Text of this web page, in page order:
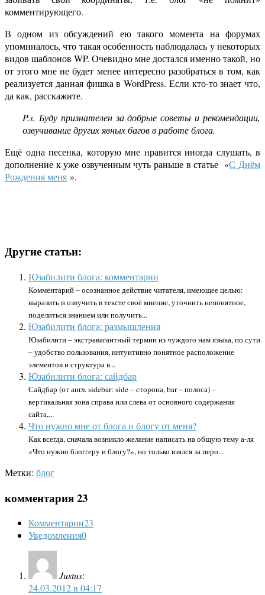
комментирующего.
В одном из обсуждений ею такого момента на форумах
упоминалось, что такая особенность наблюдалась у некоторых
видов шаблонов WP. Очевидно мне достался именно такой, но
от этого мне не будет менее интересно разобраться в том, как
реализуется данная фишка в WordPress. Если кто-то знает что,
да как, расскажите.
P.s. Буду признателен за добрые советы и рекомендации,
озвучивание других явных багов в работе блога.
Ещё одна песенка, которую мне нравится иногда слушать, в
дополнение к уже озвученным чуть раньше в статье «С Днём
Рождения меня ».
Другие статьи:
Юзабилити блога: комментарии
Комментарий – осознанное действие читателя, имеющее целью:
выразить и озвучить в тексте своё мнение, уточнить непонятное,
поделиться знанием или получить...
Юзабилити блога: размышления
Юзабилити – экстравагантный термин из чуждого нам языка, по сути
– удобство пользования, интуитивно понятное расположение
элементов и структура в...
Юзабилити блога: сайдбар
Сайдбар (от англ. sidebar: side – сторона, bar – полоса) –
вертикальная зона справа или слева от основного содержания
сайта,...
Что нужно мне от блога и блогу от меня?
Как всегда, сначала возникло желание написать на общую тему а-ля
«Что нужно блоггеру и блогу?», но только взялся за перо...
Метки: блог
комментария 23
Комментарии23
Уведомления0
Justus:
24.03.2012 в 04:17